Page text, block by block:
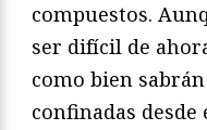
compuestos.
ser difícil de
como bien
confinadas desde